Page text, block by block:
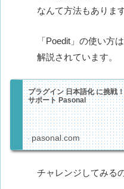
なんて方法もあります
「Poedit」の使い方
解説されています。
プラグイン 日本語化 に挑戦
サポート Pasonal
pasonal.com
チャレンジしてみる